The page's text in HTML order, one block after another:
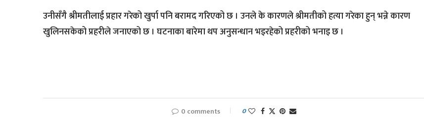
उनीसँगै श्रीमतीलाई प्रहार गरेको खुर्पा पनि बरामद गरिएको छ । उनले के कारणले श्रीमतीको हत्या गरेका हुन् भन्ने कारण
खुलिनसकेको प्रहरीले जनाएको छ । घटनाका बारेमा थप अनुसन्धान भइरहेको प्रहरीको भनाइ छ ।
0 comments 0